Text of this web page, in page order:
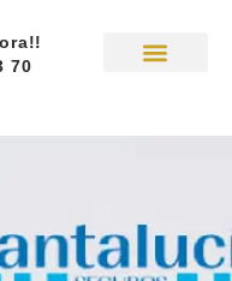
70